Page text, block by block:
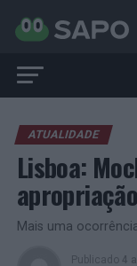
ATUALIDADE
Lisboa:
Mais uma
Publicado 4